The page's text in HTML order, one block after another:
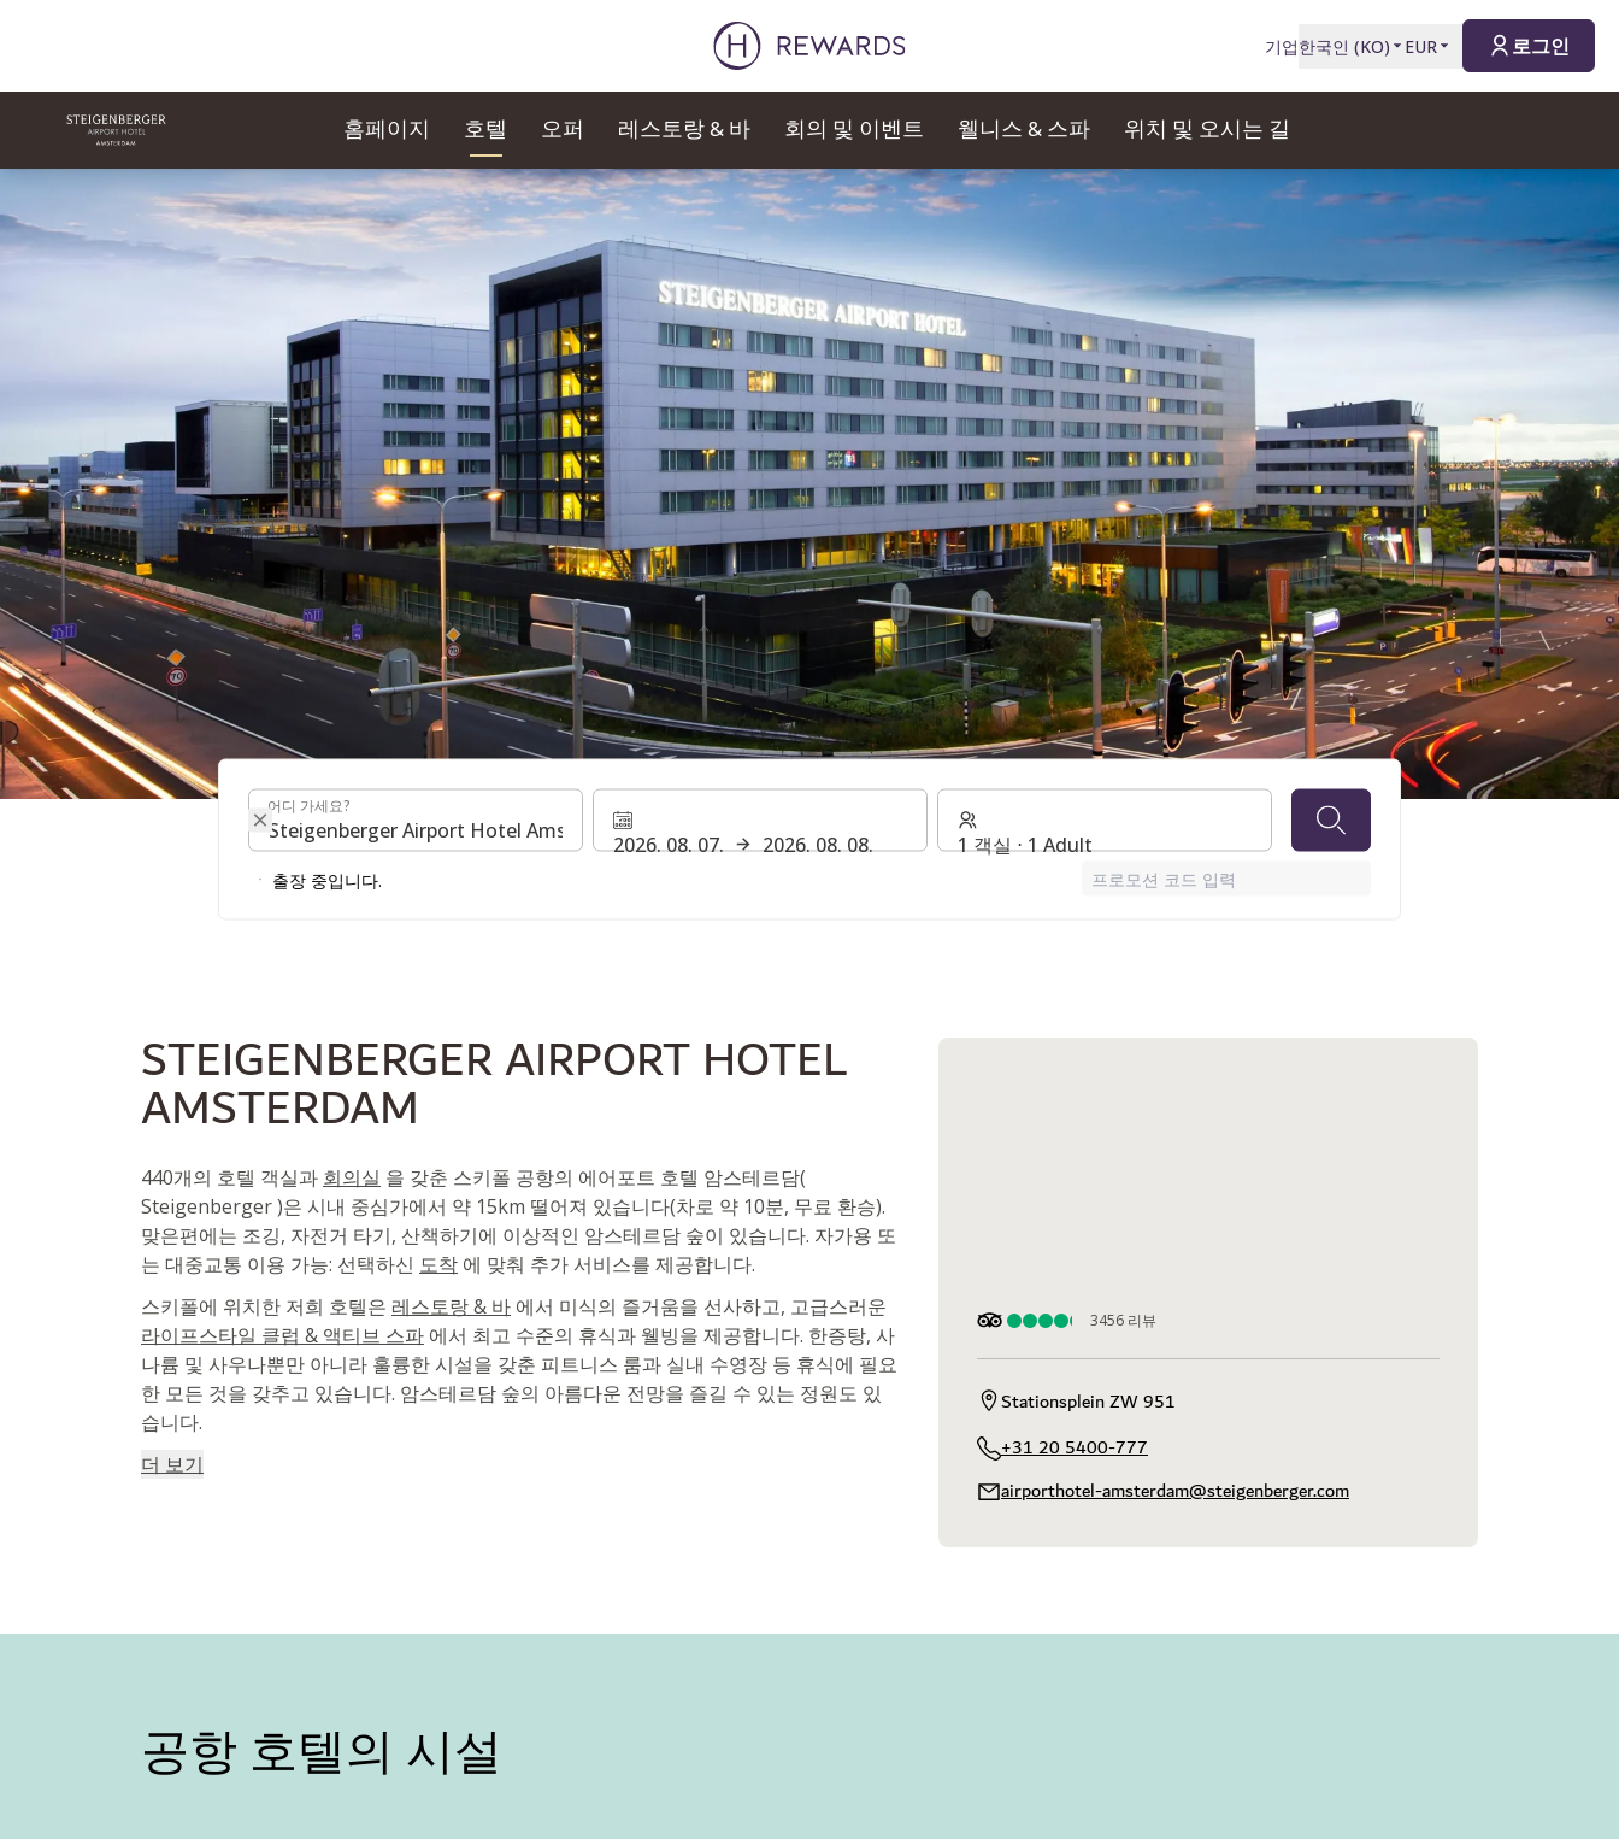
기업한국인 (KO) EUR 로그인
홈페이지 호텔 오퍼 레스토랑 & 바 회의 및 이벤트 웰니스 & 스파 위치 및 오시는 길
슬라이드 1 의 1
STEIGENBERGER AIRPORT HOTEL AMSTERDAM
어디 가세요?
어디 가세요?
2026. 08. 07. 2026. 08. 08. 1 객실 ⋅ 1 Adult
출장 중입니다. 프로모션 코드 입력
STEIGENBERGER AIRPORT HOTEL
AMSTERDAM
440개의 호텔 객실과 회의실 을 갖춘 스키폴 공항의 에어포트 호텔 암스테르담(
Steigenberger )은 시내 중심가에서 약 15km 떨어져 있습니다(차로 약 10분, 무료 환승).
맞은편에는 조깅, 자전거 타기, 산책하기에 이상적인 암스테르담 숲이 있습니다. 자가용 또
는 대중교통 이용 가능: 선택하신 도착 에 맞춰 추가 서비스를 제공합니다.
스키폴에 위치한 저희 호텔은 레스토랑 & 바 에서 미식의 즐거움을 선사하고, 고급스러운
라이프스타일 클럽 & 액티브 스파 에서 최고 수준의 휴식과 웰빙을 제공합니다. 한증탕, 사
나륨 및 사우나뿐만 아니라 훌륭한 시설을 갖춘 피트니스 룸과 실내 수영장 등 휴식에 필요
한 모든 것을 갖추고 있습니다. 암스테르담 숲의 아름다운 전망을 즐길 수 있는 정원도 있
습니다.
더 보기
3456 리뷰
Stationsplein ZW 951
+31 20 5400-777
airporthotel-amsterdam@steigenberger.com
공항 호텔의 시설